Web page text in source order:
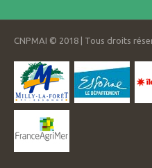
CNPMAI © 2018 | Tous droits